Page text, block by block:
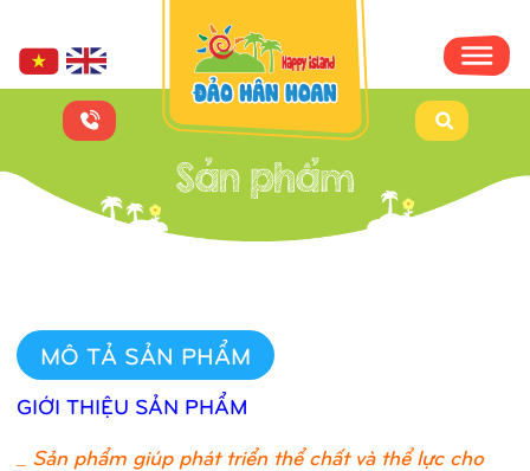
MÔ TẢ SẢN PHẨM
GIỚI THIỆU SẢN PHẨM
Sản phẩm giúp phát triển thể chất và thể lực cho